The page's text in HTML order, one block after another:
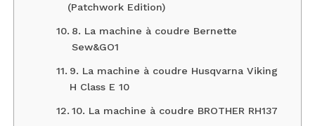
(Patchwork Edition)
8. La machine à coudre Bernette
Sew&GO1
9. La machine à coudre Husqvarna Viking
H Class E 10
10. La machine à coudre BROTHER RH137